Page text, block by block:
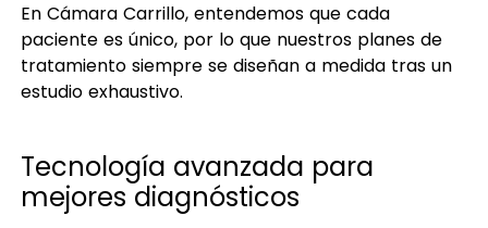
En Cámara Carrillo, entendemos que cada
paciente es único, por lo que nuestros planes de
tratamiento siempre se diseñan a medida tras un
estudio exhaustivo.
Tecnología avanzada para
mejores diagnósticos